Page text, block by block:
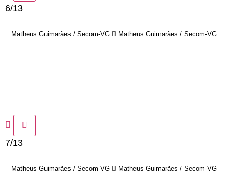
6/13
Matheus Guimarães / Secom-VG Matheus Guimarães / Secom-VG
7/13
Matheus Guimarães / Secom-VG Matheus Guimarães / Secom-VG